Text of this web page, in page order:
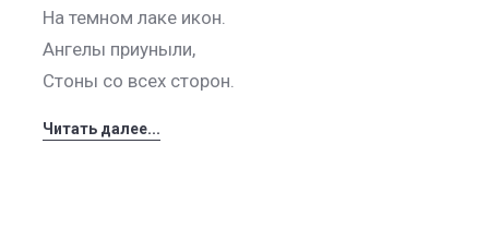
На темном лаке икон.
Ангелы приуныли,
Стоны со всех сторон.
Читать далее...